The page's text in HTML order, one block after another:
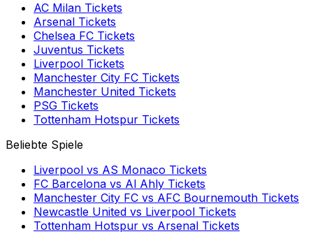
AC Milan Tickets
Arsenal Tickets
Chelsea FC Tickets
Juventus Tickets
Liverpool Tickets
Manchester City FC Tickets
Manchester United Tickets
PSG Tickets
Tottenham Hotspur Tickets
Beliebte Spiele
Liverpool vs AS Monaco Tickets
FC Barcelona vs Al Ahly Tickets
Manchester City FC vs AFC Bournemouth Tickets
Newcastle United vs Liverpool Tickets
Tottenham Hotspur vs Arsenal Tickets